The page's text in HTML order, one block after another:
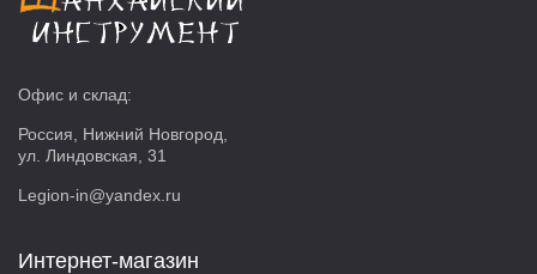
Офис и склад:
Россия, Нижний Новгород,
ул. Линдовская, 31
Legion-in@yandex.ru
Интернет-магазин